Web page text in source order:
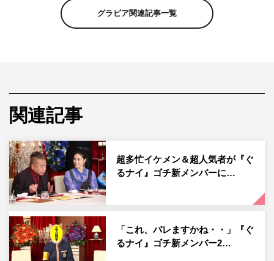
会場にいきなり謎のネコのマスク姿で登場。その姿に、ゴ
チメンバーからは「全然分からない！」「スタイルがすご
の意気込みを聞いた。なお、新メンバーの高橋、やす子も
る。
高橋文哉 コメント
（「ゴチになります！」の出演が）一つの目標でもあった
ので、もちろんうれしかったですしびっくりしました。こ
グラビア関連記事一覧
関連記事
超多忙イケメン＆超人気者が『ぐ
るナイ』ゴチ新メンバーに…
「これ、バレますかね・・」『ぐ
るナイ』ゴチ新メンバー2…